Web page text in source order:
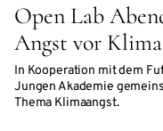
Open Lab
Angst vor
In Kooperation mit dem
Jungen Akademie
Thema Klimaangst.